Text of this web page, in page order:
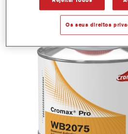
Saber mais
Os seus direitos